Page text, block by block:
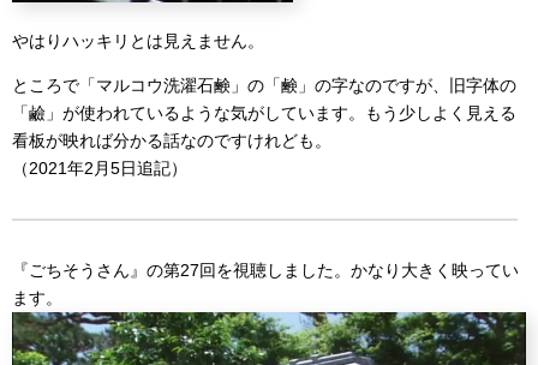
やはりハッキリとは見えません。
ところで「マルコウ洗濯石鹸」の「鹸」の字なのですが、旧字体の
「鹼」が使われているような気がしています。もう少しよく見える
看板が映れば分かる話なのですけれども。
（2021年2月5日追記）
『ごちそうさん』の第27回を視聴しました。かなり大きく映ってい
ます。